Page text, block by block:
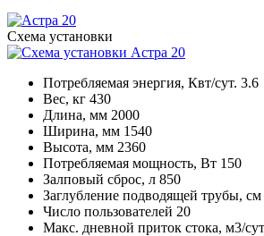
Схема установки
Потребляемая энергия, Квт/сут. 3.6
Вес, кг 430
Длина, мм 2000
Ширина, мм 1540
Высота, мм 2360
Потребляемая мощность, Вт 150
Залповый сброс, л 850
Заглубление подводящей трубы, см
Число пользователей 20
Макс. дневной приток стока, м3/